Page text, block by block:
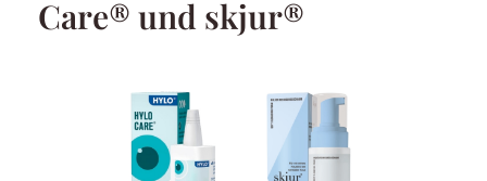
Care® und skjur®